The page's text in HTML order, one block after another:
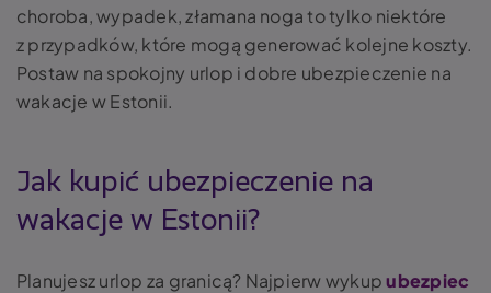
choroba, wypadek, złamana noga to tylko niektóre
z przypadków, które mogą generować kolejne koszty.
Postaw na spokojny urlop i dobre ubezpieczenie na
wakacje w Estonii.
Jak kupić ubezpieczenie na
wakacje w Estonii?
Planujesz urlop za granicą? Najpierw wykupubezpiec